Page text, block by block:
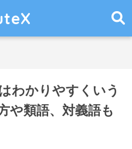
わかりやすくいう
や類語、対義語も